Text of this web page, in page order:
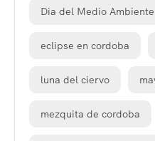
Dia del Medio Ambiente
eclipse en cordoba
luna del ciervo
mezquita de cordoba